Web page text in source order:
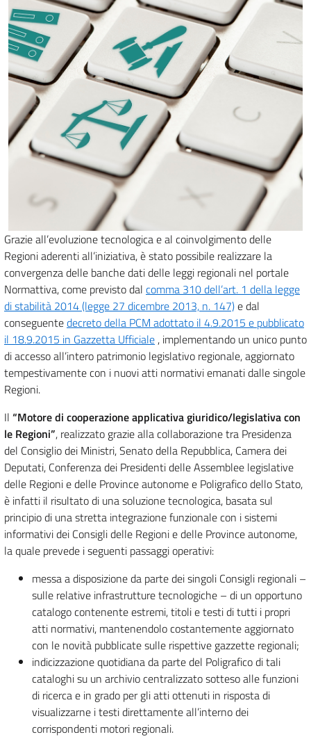
Grazie all’evoluzione tecnologica e al coinvolgimento delle
Regioni aderenti all’iniziativa, è stato possibile realizzare la
convergenza delle banche dati delle leggi regionali nel portale
Normattiva, come previsto dal comma 310 dell’art. 1 della legge
di stabilità 2014 (legge 27 dicembre 2013, n. 147)e dal
conseguentedecreto della PCM adottato il 4.9.2015 e pubblicato
il 18.9.2015 in Gazzetta Ufficiale , implementando un unico punto
di accesso all’intero patrimonio legislativo regionale, aggiornato
tempestivamente con i nuovi atti normativi emanati dalle singole
Regioni.
Il “Motore di cooperazione applicativa giuridico/legislativa con
le Regioni”, realizzato grazie alla collaborazione tra Presidenza
del Consiglio dei Ministri, Senato della Repubblica, Camera dei
Deputati, Conferenza dei Presidenti delle Assemblee legislative
delle Regioni e delle Province autonome e Poligrafico dello Stato,
è infatti il risultato di una soluzione tecnologica, basata sul
principio di una stretta integrazione funzionale con i sistemi
informativi dei Consigli delle Regioni e delle Province autonome,
la quale prevede i seguenti passaggi operativi:
messa a disposizione da parte dei singoli Consigli regionali –
sulle relative infrastrutture tecnologiche – di un opportuno
catalogo contenente estremi, titoli e testi di tutti i propri
atti normativi, mantenendolo costantemente aggiornato
con le novità pubblicate sulle rispettive gazzette regionali;
indicizzazione quotidiana da parte del Poligrafico di tali
cataloghi su un archivio centralizzato sotteso alle funzioni
di ricerca e in grado per gli atti ottenuti in risposta di
visualizzarne i testi direttamente all’interno dei
corrispondenti motori regionali.